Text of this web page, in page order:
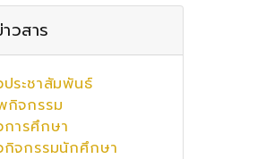
วสาร
ประชาสัมพันธ์
กิจกรรม
การศึกษา
กิจกรรมนักศึกษา